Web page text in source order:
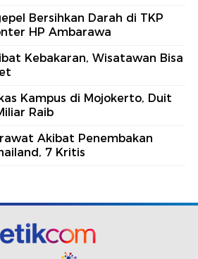
Bersihkan Darah di TKP
HP Ambarawa
Kebakaran, Wisatawan Bisa
Kampus di Mojokerto, Duit
Raib
Akibat Penembakan
7 Kritis